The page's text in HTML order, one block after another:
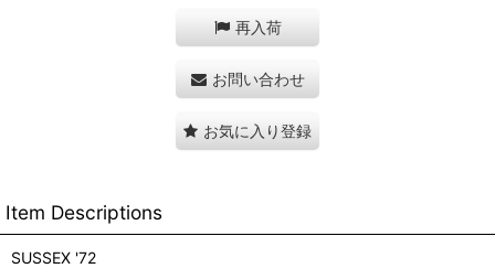
再入荷
お問い合わせ
お気に入り登録
Item Descriptions
SUSSEX '72